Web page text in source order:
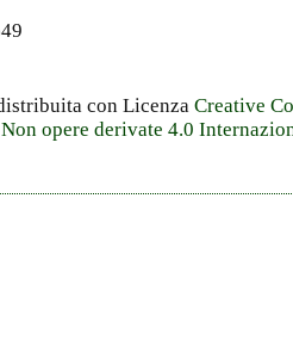
con Licenza Creative
opere derivate 4.0